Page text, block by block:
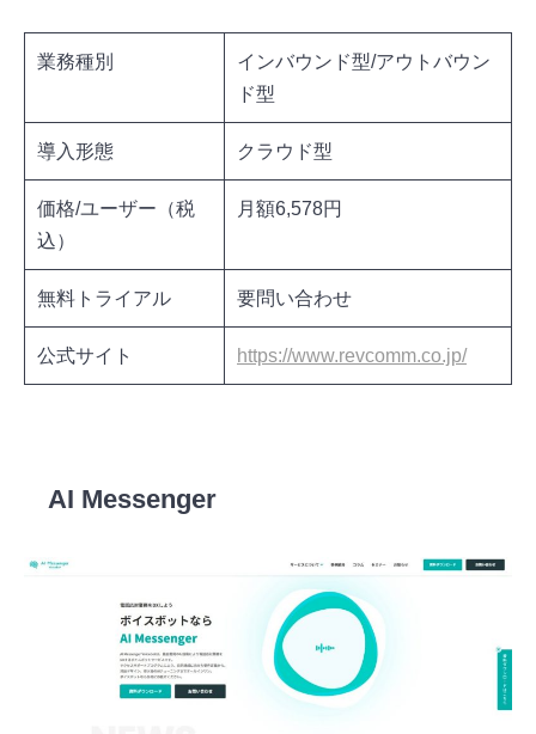
業務種別
インバウンド型/アウトバウン
ド型
導入形態 クラウド型
価格/ユーザー（税
込）
月額6,578円
無料トライアル 要問い合わせ
公式サイト https://www.revcomm.co.jp/
AI Messenger